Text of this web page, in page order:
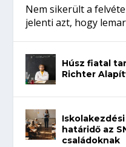
Nem sikerült a
jelenti azt, hogy
Húsz fiatal
Richter
határidő az
családoknak